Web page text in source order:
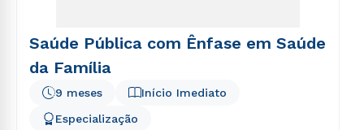
Saúde Pública com Ênfase em Saúde
da Família
Início Imediato
9 meses
Especialização